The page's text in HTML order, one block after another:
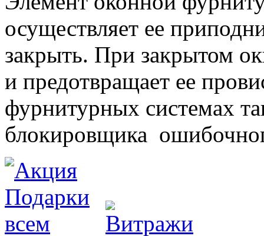
осуществляет ее
закрыть. При закрытом
и предотвращает ее
фурнитурных системах
блокировщика